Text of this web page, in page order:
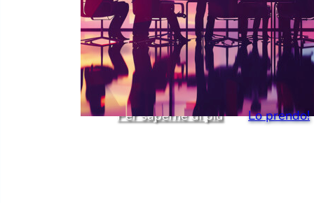
Come eliminare le perdite di tempo
rendere produttive le tue riunioni
Il manuale pratico per preparare
ogni incontro, dagli elementi
alla gestione dei partecipanti
Per saperne di più
Lo prendo!